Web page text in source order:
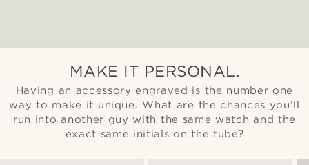
MAKE IT PERSONAL.
Having an accessory engraved is the number one
way to make it unique. What are the chances you’ll
run into another guy with the same watch and the
exact same initials on the tube?